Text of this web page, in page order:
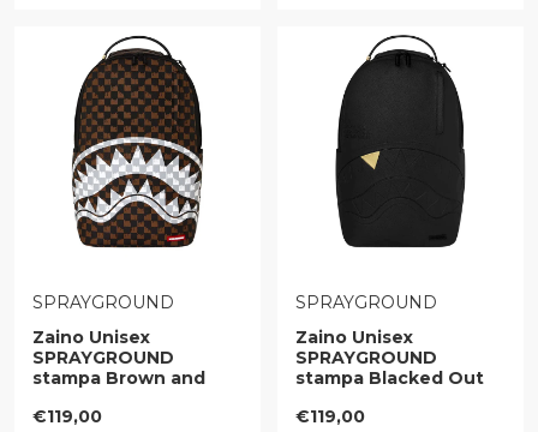
VENDITORE:
SPRAYGROUND
Zaino Unisex
SPRAYGROUND
stampa Brown and
Shark
Prezzo regolare
€119,00
VENDITORE:
SPRAYGROUND
Zaino Unisex
SPRAYGROUND
stampa Blacked Out
Prezzo regolare
€119,00